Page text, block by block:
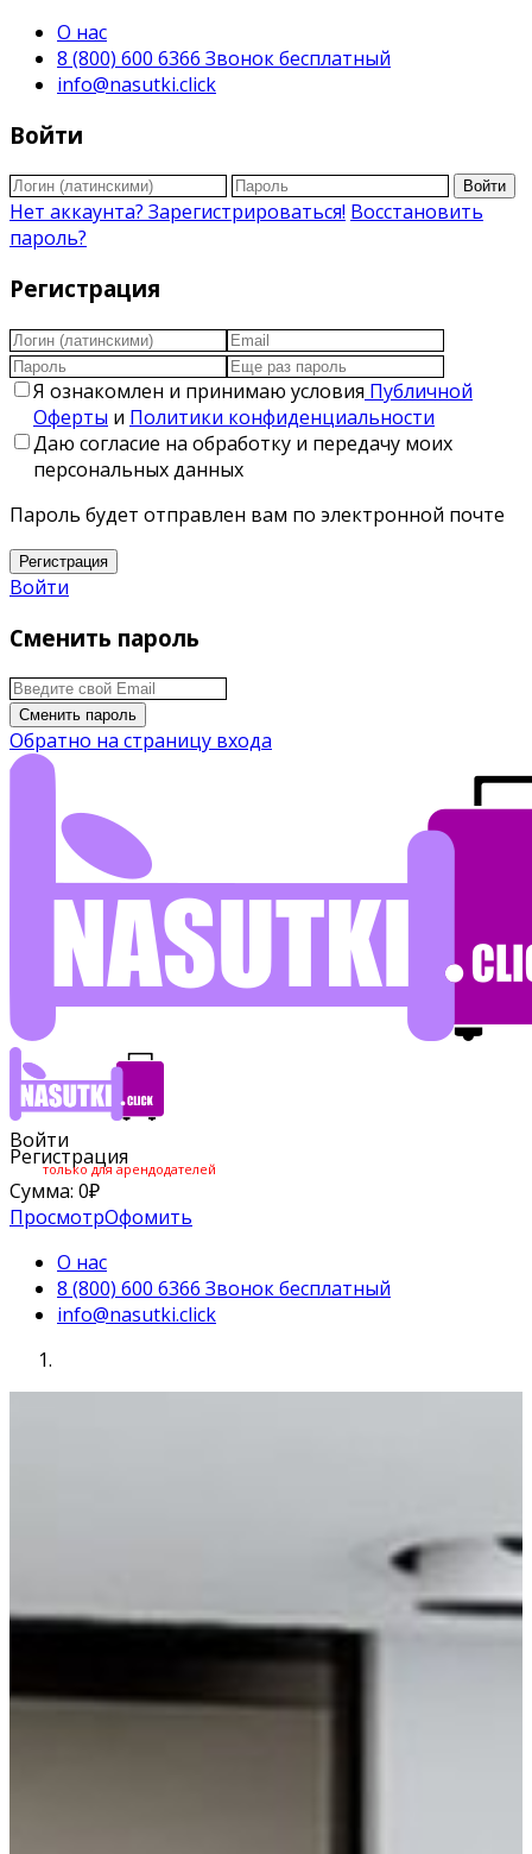
О нас
8 (800) 600 6366 Звонок бесплатный
info@nasutki.click
Войти
Войти
Нет аккаунта? Зарегистрироваться! Восстановить
пароль?
Регистрация
Я ознакомлен и принимаю условия Публичной
Оферты и Политики конфиденциальности
Даю согласие на обработку и передачу моих
персональных данных
Пароль будет отправлен вам по электронной почте
Регистрация
Войти
Сменить пароль
Сменить пароль
Обратно на страницу входа
Войти
Регистрация
только для арендодателей
Сумма: 0₽
ПросмотрОфомить
О нас
8 (800) 600 6366 Звонок бесплатный
info@nasutki.click